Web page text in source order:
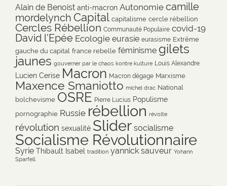
Alain de Benoist anti-macron Autonomie camille
mordelynch Capital capitalisme cercle rébellion
Cercles Rébellion Communauté Populaire covid-19
David l'Epée Ecologie eurasie eurasisme Extrême
gauche du capital france rebelle féminisme gilets
jaunes gouverner par le chaos kontre kulture Louis Alexandre
Lucien Cerise Macron Macron dégage Marxisme
Maxence Smaniotto michel drac National
bolchevisme OSRE Pierre Lucius Populisme
pornographie Russie rébellion révolte
révolution sexualité Slider socialisme
Socialisme Révolutionnaire
Syrie Thibault Isabel tradition yannick sauveur Yohann
Sparfell